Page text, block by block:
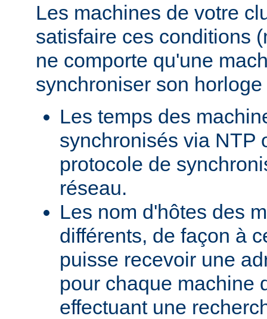
Les machines de votre
satisfaire ces conditions
ne comporte qu'une
synchroniser son
Les temps des
synchronisés via NTP
protocole de
réseau.
Les nom d'hôtes des
différents, de façon à
puisse recevoir une
pour chaque machine
effectuant une